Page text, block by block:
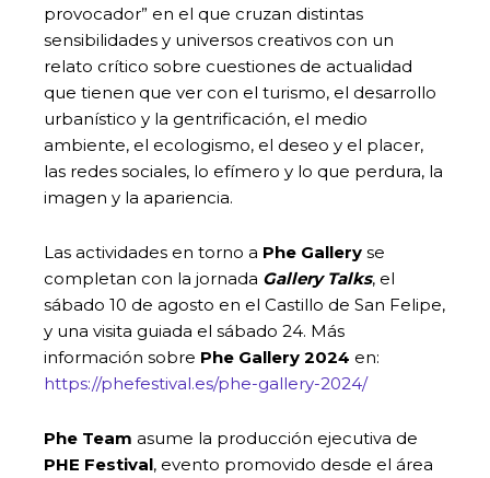
provocador” en el que cruzan distintas
sensibilidades y universos creativos con un
relato crítico sobre cuestiones de actualidad
que tienen que ver con el turismo, el desarrollo
urbanístico y la gentrificación, el medio
ambiente, el ecologismo, el deseo y el placer,
las redes sociales, lo efímero y lo que perdura, la
imagen y la apariencia.
Las actividades en torno a Phe Gallery se
completan con la jornada Gallery Talks, el
sábado 10 de agosto en el Castillo de San Felipe,
y una visita guiada el sábado 24. Más
información sobre Phe Gallery 2024 en:
https://phefestival.es/phe-gallery-2024/
Phe Team asume la producción ejecutiva de
PHE Festival, evento promovido desde el área